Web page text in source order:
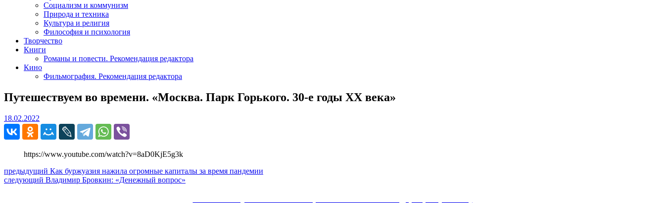
Социализм и коммунизм
Природа и техника
Культура и религия
Философия и психология
Творчество
Книги
Романы и повести. Рекомендация редактора
Кино
Фильмография. Рекомендация редактора
Путешествуем во времени. «Москва. Парк Горького. 30-е годы XX века»
18.02.2022
https://www.youtube.com/watch?v=8aD0KjE5g3k
Навигация
по
предыдущий Предыдущий
пост:
Как буржуазия нажила огромные капиталы за время пандемии
следующий Следующее
Владимир Бровкин: «Денежный вопрос»